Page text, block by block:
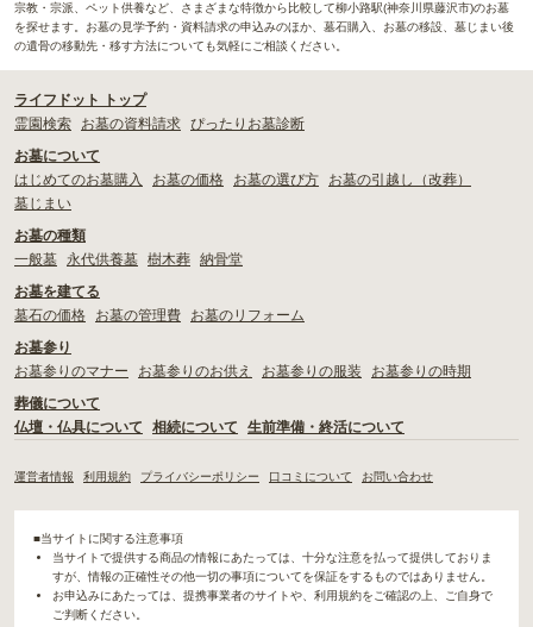
宗教・宗派、ペット供養など、さまざまな特徴から比較して柳小路駅(神奈川県藤沢市)のお墓
を探せます。お墓の見学予約・資料請求の申込みのほか、墓石購入、お墓の移設、墓じまい後
の遺骨の移動先・移す方法についても気軽にご相談ください。
ライフドット トップ
霊園検索
お墓の資料請求 ぴったりお墓診断
お墓について
はじめてのお墓購入
お墓の価格 お墓の選び方
お墓の引越し（改葬）
墓じまい
お墓の種類
一般墓
永代供養墓 樹木葬 納骨堂
お墓を建てる
墓石の価格
お墓の管理費
お墓のリフォーム
お墓参り
お墓参りのマナー
お墓参りのお供え お墓参りの服装
お墓参りの時期
葬儀について
仏壇・仏具について
相続について 生前準備・終活について
運営者情報 利用規約 プライバシーポリシー 口コミについて お問い合わせ
■当サイトに関する注意事項
当サイトで提供する商品の情報にあたっては、十分な注意を払って提供しておりま
すが、情報の正確性その他一切の事項についてを保証をするものではありません。
お申込みにあたっては、提携事業者のサイトや、利用規約をご確認の上、ご自身で
ご判断ください。